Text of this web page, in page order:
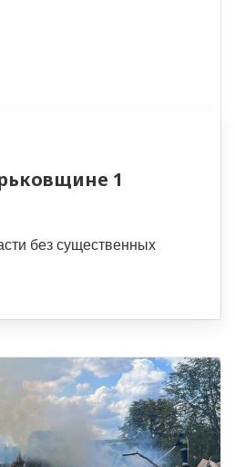
1
без существенных